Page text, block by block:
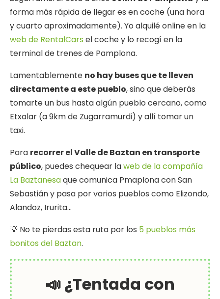
forma más rápida de llegar es en coche (una hora
y cuarto aproximadamente). Yo alquilé online en la
web de RentalCars el coche y lo recogí en la
terminal de trenes de Pamplona.
Lamentablemente no hay buses que te lleven
directamente a este pueblo, sino que deberás
tomarte un bus hasta algún pueblo cercano, como
Etxalar (a 9km de Zugarramurdi) y allí tomar un
taxi.
Para recorrer el Valle de Baztan en transporte
público, puedes chequear laweb de la compañía
La Baztanesaque comunica Pmaplona con San
Sebastián y pasa por varios pueblos como Elizondo,
Alandoz, Irurita…
💡 No te pierdas esta ruta por los 5 pueblos más
bonitos del Baztan.
📣 ¿Tentada con